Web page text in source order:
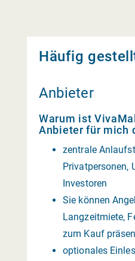
Häufig
Anbieter
Warum ist
Anbieter für mich
zentrale
Privatpersonen,
Investoren
Sie können
Langzeitmiete,
zum Kauf
optionales